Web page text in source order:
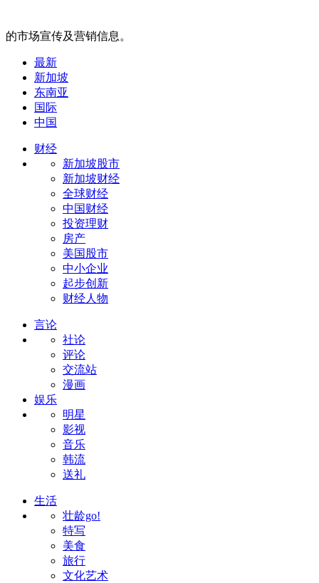
的市场宣传及营销信息。
最新
新加坡
东南亚
国际
中国
财经
新加坡股市
新加坡财经
全球财经
中国财经
投资理财
房产
美国股市
中小企业
起步创新
财经人物
言论
社论
评论
交流站
漫画
娱乐
明星
影视
音乐
韩流
送礼
生活
壮龄go!
特写
美食
旅行
文化艺术